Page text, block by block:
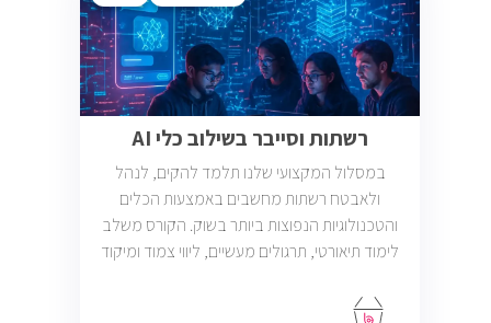
רשתות וסייבר בשילוב כלי AI
במסלול המקצועי שלנו תלמד להקים, לנהל
ולאבטח רשתות מחשבים באמצעות הכלים
והטכנולוגיות הנפוצות ביותר בשוק. הקורס משלב
לימוד תיאורטי, תרגולים מעשיים, ליווי צמוד ומיקוד